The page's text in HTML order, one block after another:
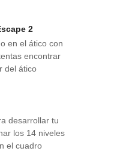
2
en el ático con
encontrar
del ático
desarrollar tu
los 14 niveles
el cuadro